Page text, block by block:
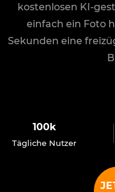
kostenlosen KI-
einfach ein Foto
Sekunden eine
100k
Tägliche Nutzer